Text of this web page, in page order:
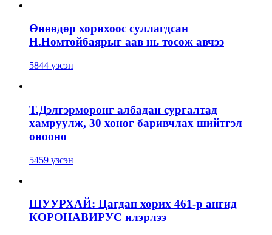
Өнөөдөр хорихоос суллагдсан
Н.Номтойбаярыг аав нь тосож авчээ
5844 үзсэн
Т.Дэлгэрмөрөнг албадан сургалтад
хамруулж, 30 хоног баривчлах шийтгэл
онооно
5459 үзсэн
ШУУРХАЙ: Цагдан хорих 461-р ангид
КОРОНАВИРУС илэрлээ